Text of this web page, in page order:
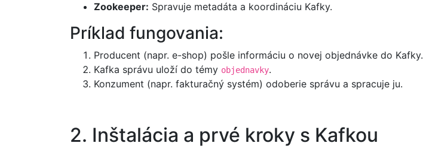
Zookeeper: Spravuje metadáta a koordináciu Kafky.
Príklad fungovania:
Producent (napr. e-shop) pošle informáciu o novej objednávke do Kafky.
Kafka správu uloží do témy objednavky.
Konzument (napr. fakturačný systém) odoberie správu a spracuje ju.
2. Inštalácia a prvé kroky s Kafkou